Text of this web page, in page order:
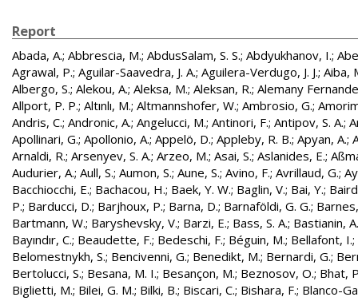
Report
Abada, A.; Abbrescia, M.; AbdusSalam, S. S.; Abdyukhanov, I.;
Agrawal, P.; Aguilar-Saavedra, J. A.; Aguilera-Verdugo, J. J.; Aiba,
Albergo, S.; Alekou, A.; Aleksa, M.; Aleksan, R.; Alemany
Allport, P. P.; Altınlı, M.; Altmannshofer, W.; Ambrosio, G.;
Andris, C.; Andronic, A.; Angelucci, M.; Antinori, F.; Antipov, S. A.;
Apollinari, G.; Apollonio, A.; Appelö, D.; Appleby, R. B.; Apyan, A.;
Arnaldi, R.; Arsenyev, S. A.; Arzeo, M.; Asai, S.; Aslanides, E.;
Audurier, A.; Aull, S.; Aumon, S.; Aune, S.; Avino, F.; Avrillaud, G.;
Bacchiocchi, E.; Bachacou, H.; Baek, Y. W.; Baglin, V.; Bai, Y.;
P.; Barducci, D.; Barjhoux, P.; Barna, D.; Barnaföldi, G. G.;
Bartmann, W.; Baryshevsky, V.; Barzi, E.; Bass, S. A.; Bastianin, A.
Bayındır, C.; Beaudette, F.; Bedeschi, F.; Béguin, M.; Bellafont, I.;
Belomestnykh, S.; Bencivenni, G.; Benedikt, M.; Bernardi, G.;
Bertolucci, S.; Besana, M. I.; Besançon, M.; Beznosov, O.; Bhat,
Biglietti, M.; Bilei, G. M.; Bilki, B.; Biscari, C.; Bishara, F.; Blanco-